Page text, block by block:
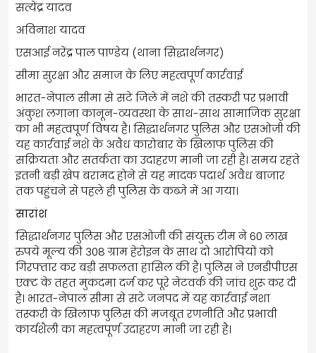
सत्येंद्र यादव
अविनाश यादव
एसआई नरेंद्र पाल पाण्डेय (थाना सिद्धार्थनगर)
सीमा सुरक्षा और समाज के लिए महत्वपूर्ण कार्रवाई
भारत-नेपाल सीमा से सटे जिले में नशे की तस्करी पर प्रभावी
अंकुश लगाना कानून-व्यवस्था के साथ-साथ सामाजिक सुरक्षा
का भी महत्वपूर्ण विषय है। सिद्धार्थनगर पुलिस और एसओजी की
यह कार्रवाई नशे के अवैध कारोबार के खिलाफ पुलिस की
सक्रियता और सतर्कता का उदाहरण मानी जा रही है। समय रहते
इतनी बड़ी खेप बरामद होने से यह मादक पदार्थ अवैध बाजार
तक पहुंचने से पहले ही पुलिस के कब्जे में आ गया।
सारांश
सिद्धार्थनगर पुलिस और एसओजी की संयुक्त टीम ने 60 लाख
रुपये मूल्य की 308 ग्राम हेरोइन के साथ दो आरोपियों को
गिरफ्तार कर बड़ी सफलता हासिल की है। पुलिस ने एनडीपीएस
एक्ट के तहत मुकदमा दर्ज कर पूरे नेटवर्क की जांच शुरू कर दी
है। भारत-नेपाल सीमा से सटे जनपद में यह कार्रवाई नशा
तस्करी के खिलाफ पुलिस की मजबूत रणनीति और प्रभावी
कार्यशैली का महत्वपूर्ण उदाहरण मानी जा रही है।